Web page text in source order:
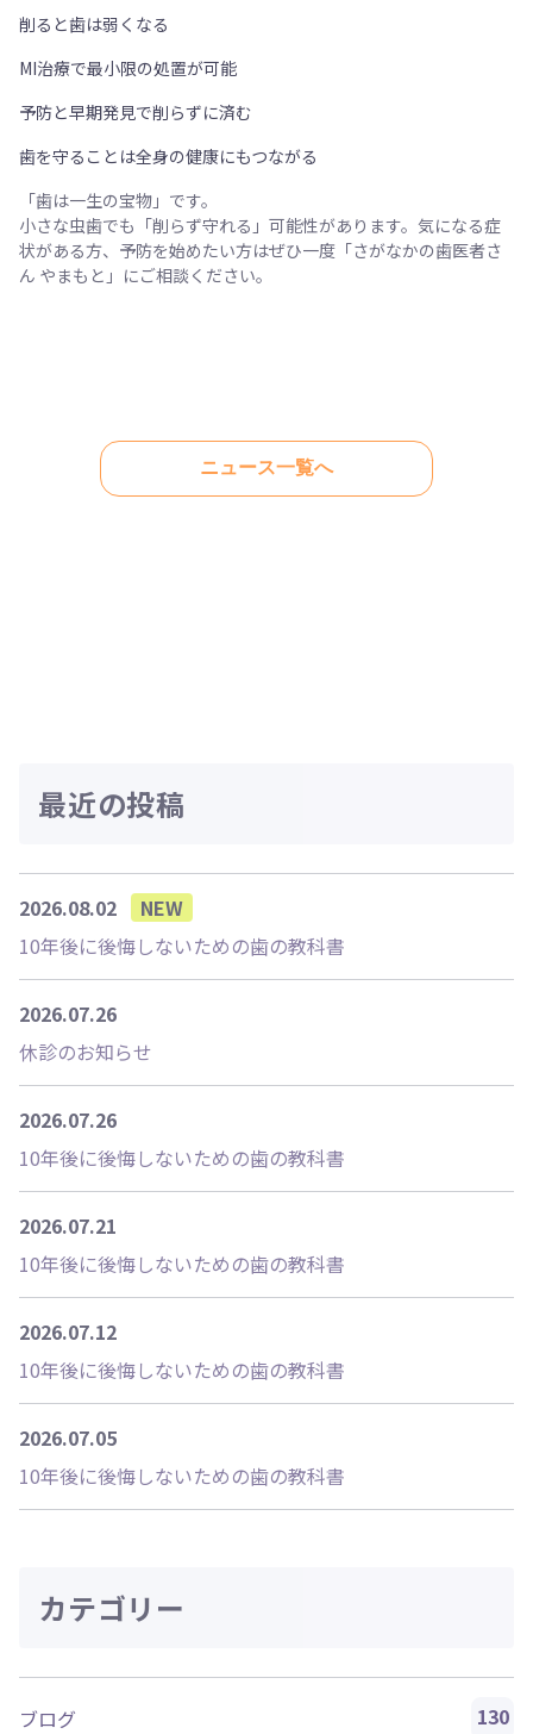
削ると歯は弱くなる
MI治療で最小限の処置が可能
予防と早期発見で削らずに済む
歯を守ることは全身の健康にもつながる
「歯は一生の宝物」です。
小さな虫歯でも「削らず守れる」可能性があります。気になる症
状がある方、予防を始めたい方はぜひ一度「さがなかの歯医者さ
ん やまもと」にご相談ください。
ニュース一覧へ
最近の投稿
2026.08.02
NEW
10年後に後悔しないための歯の教科書
2026.07.26
休診のお知らせ
2026.07.26
10年後に後悔しないための歯の教科書
2026.07.21
10年後に後悔しないための歯の教科書
2026.07.12
10年後に後悔しないための歯の教科書
2026.07.05
10年後に後悔しないための歯の教科書
カテゴリー
ブログ 130